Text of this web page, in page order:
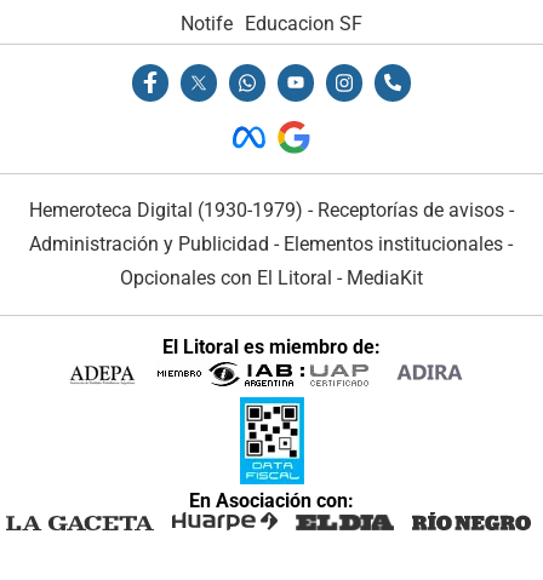
Notife
Educacion SF
Hemeroteca Digital (1930-1979) - Receptorías de avisos -
Administración y Publicidad - Elementos institucionales -
Opcionales con El Litoral - MediaKit
El Litoral es miembro de:
En Asociación con: